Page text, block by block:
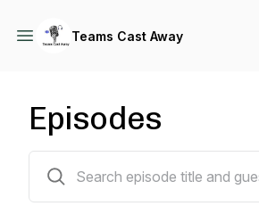
Teams Cast Away
Episodes